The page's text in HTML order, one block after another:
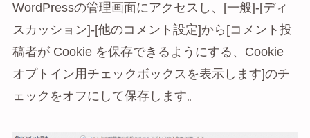
WordPressの管理画面にアクセスし、[一般]-[ディ
スカッション]-[他のコメント設定]から[コメント投
稿者が Cookie を保存できるようにする、Cookie
オプトイン用チェックボックスを表示します]のチ
ェックをオフにして保存します。